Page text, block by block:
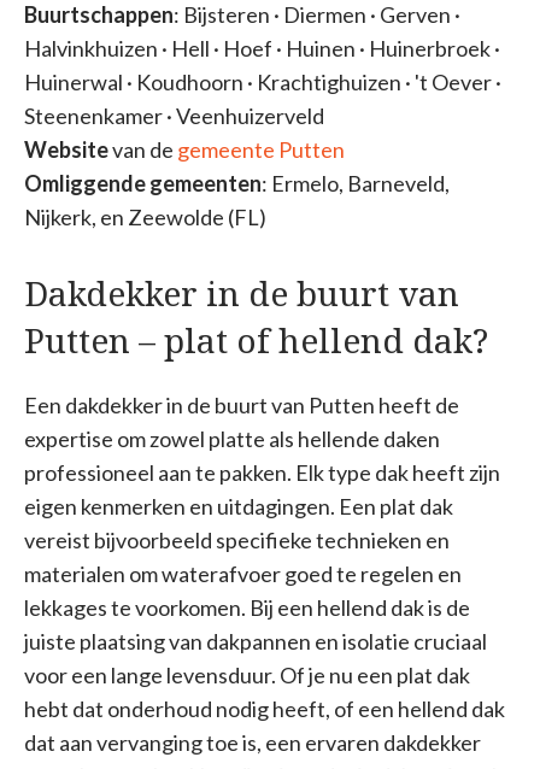
Buurtschappen: Bijsteren · Diermen · Gerven ·
Halvinkhuizen · Hell · Hoef · Huinen · Huinerbroek ·
Huinerwal · Koudhoorn · Krachtighuizen · 't Oever ·
Steenenkamer · Veenhuizerveld
Websitevan de gemeente Putten
Omliggende gemeenten: Ermelo, Barneveld,
Nijkerk, en Zeewolde (FL)
Dakdekker in de buurt van
Putten – plat of hellend dak?
Een dakdekker in de buurt van Putten heeft de
expertise om zowel platte als hellende daken
professioneel aan te pakken. Elk type dak heeft zijn
eigen kenmerken en uitdagingen. Een plat dak
vereist bijvoorbeeld specifieke technieken en
materialen om waterafvoer goed te regelen en
lekkages te voorkomen. Bij een hellend dak is de
juiste plaatsing van dakpannen en isolatie cruciaal
voor een lange levensduur. Of je nu een plat dak
hebt dat onderhoud nodig heeft, of een hellend dak
dat aan vervanging toe is, een ervaren dakdekker